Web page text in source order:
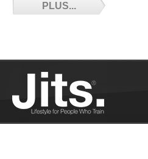
PLUS...